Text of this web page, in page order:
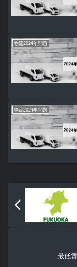
物流2024年問題
物流2024年問題
最低